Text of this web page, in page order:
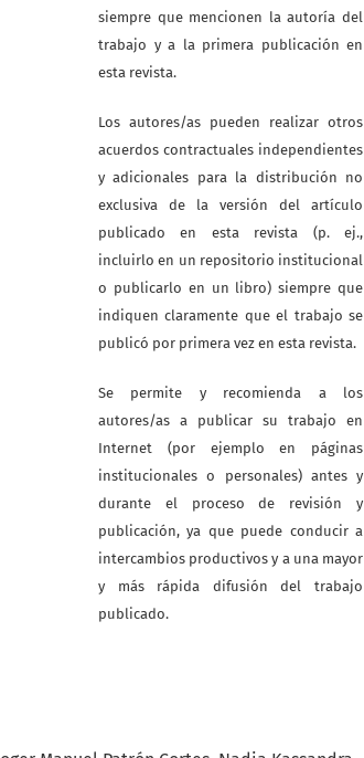
siempre que mencionen la autoría del
trabajo y a la primera publicación en
esta revista.
Los autores/as pueden realizar otros
acuerdos contractuales independientes
y adicionales para la distribución no
exclusiva de la versión del artículo
publicado en esta revista (p. ej.,
incluirlo en un repositorio institucional
o publicarlo en un libro) siempre que
indiquen claramente que el trabajo se
publicó por primera vez en esta revista.
Se permite y recomienda a los
autores/as a publicar su trabajo en
Internet (por ejemplo en páginas
institucionales o personales) antes y
durante el proceso de revisión y
publicación, ya que puede conducir a
intercambios productivos y a una mayor
y más rápida difusión del trabajo
publicado.